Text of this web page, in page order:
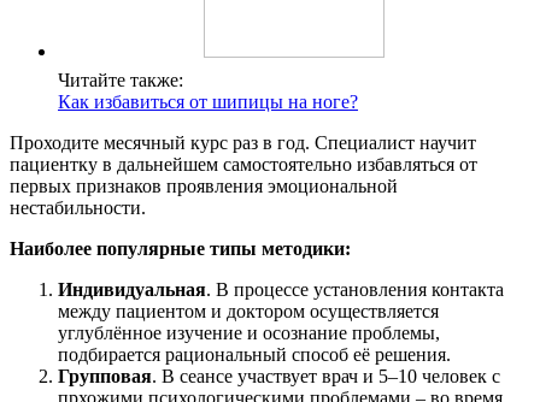
Читайте также:
Как избавиться от шипицы на ноге?
Проходите месячный курс раз в год. Специалист научит
пациентку в дальнейшем самостоятельно избавляться от
первых признаков проявления эмоциональной
нестабильности.
Наиболее популярные типы методики:
Индивидуальная. В процессе установления контакта
между пациентом и доктором осуществляется
углублённое изучение и осознание проблемы,
подбирается рациональный способ её решения.
Групповая. В сеансе участвует врач и 5–10 человек с
прхожими психологическими проблемами – во время